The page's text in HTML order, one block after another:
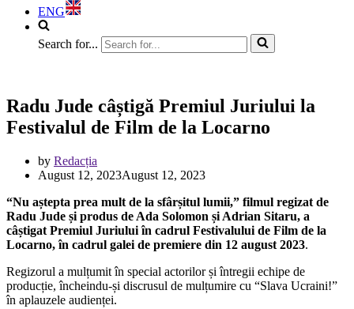
ENG
Search for...
Radu Jude câștigă Premiul Juriului la
Festivalul de Film de la Locarno
by Redacția
August 12, 2023August 12, 2023
“Nu aștepta prea mult de la sfârșitul lumii,” filmul regizat de
Radu Jude și produs de Ada Solomon și Adrian Sitaru, a
câștigat Premiul Juriului în cadrul Festivalului de Film de la
Locarno, în cadrul galei de premiere din 12 august 2023.
Regizorul a mulțumit în special actorilor și întregii echipe de
producție, încheindu-și discrusul de mulțumire cu “Slava Ucraini!”
în aplauzele audienței.